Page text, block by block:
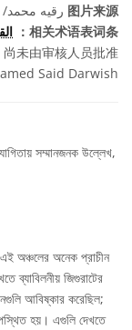
图片来源 رقيه محمد/
相关术语表词条：
尚未由审核人员批准
Said Darwish
সম্মানজনক উল্লেখ,
অঞ্চলের অনেক প্রাচীন
ব্যাবিলনীয় জিগুরাটের
আবিষ্কার করেছিল;
হয়। এগুলি দেখতে